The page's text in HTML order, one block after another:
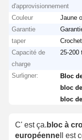
d'approvisionnement
Couleur
Jaune
Garantie
taper
Capacité de
charge
25-200
Surligner: Bloc
bloc
bloc
C' est ça. bloc à
européenneIl est